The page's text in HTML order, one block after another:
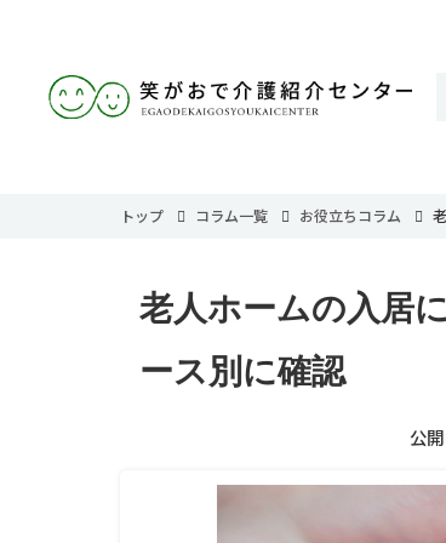
トップ コラム一覧 お役立ちコラム
老人ホームの入居
ース別に確認
公